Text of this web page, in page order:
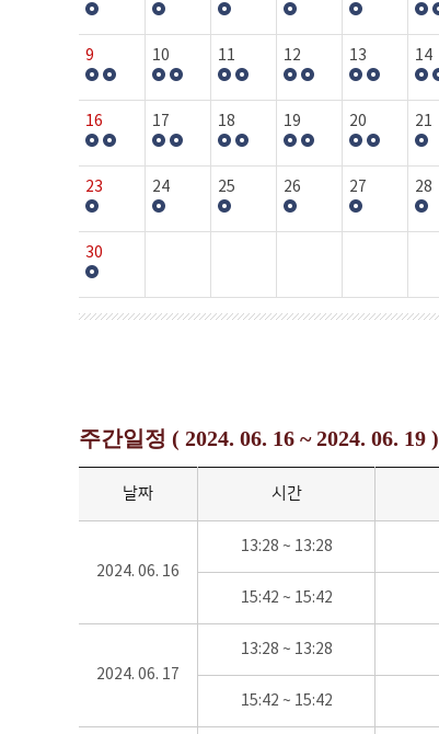
9 10 11 12 13 14
16 17 18 19 20 21
23 24 25 26 27 28
30
주간일정 ( 2024. 06. 16 ~ 2024. 06. 19 )
날짜 시간
2024. 06. 16
13:28 ~ 13:28
15:42 ~ 15:42
2024. 06. 17
13:28 ~ 13:28
15:42 ~ 15:42